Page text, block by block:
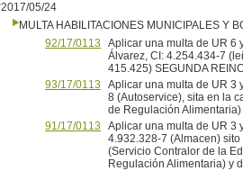
2017/05/24
MULTA HABILITACIONES MUNICIPALES Y
92/17/0113
Aplicar una multa de UR 6
Álvarez, CI: 4.254.434-7
415.425) SEGUNDA
93/17/0113
Aplicar una multa de UR 3
8 (Autoservice), sita en la
de Regulación
91/17/0113
Aplicar una multa de UR 3
4.932.328-7 (Almacen)
(Servicio Contralor de la
Regulación Alimentaria) y